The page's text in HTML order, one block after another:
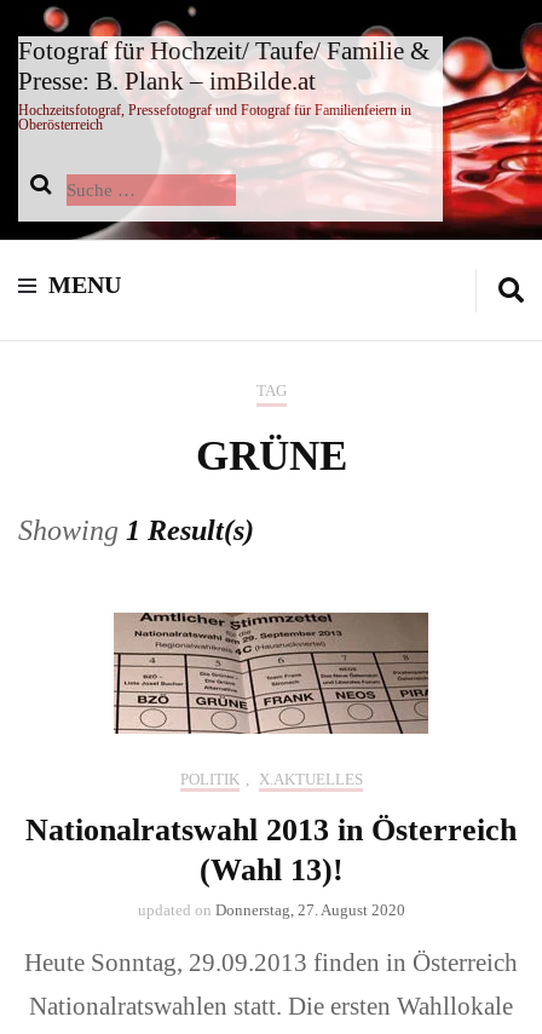
Fotograf für Hochzeit/ Taufe/ Familie &
Presse: B. Plank – imBilde.at
Hochzeitsfotograf, Pressefotograf und Fotograf für Familienfeiern in
Oberösterreich
Suche
nach:
MENU
TAG
GRÜNE
Showing 1 Result(s)
POLITIK , X.AKTUELLES
Nationalratswahl 2013 in Österreich
(Wahl 13)!
updated on Donnerstag, 27. August 2020
Heute Sonntag, 29.09.2013 finden in Österreich
Nationalratswahlen statt. Die ersten Wahllokale